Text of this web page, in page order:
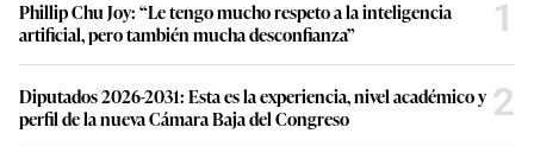
Phillip Chu Joy: “Le tengo mucho respeto a la inteligencia
artificial, pero también mucha desconfianza”
1
Diputados 2026-2031: Esta es la experiencia, nivel académico y
perfil de la nueva Cámara Baja del Congreso
2